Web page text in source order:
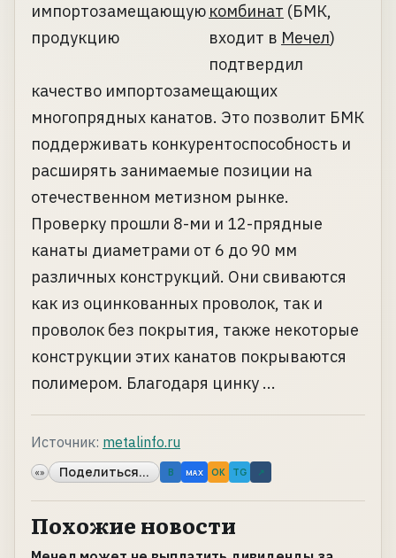
комбинат (БМК,
входит в Мечел)
подтвердил
качество импортозамещающих
многопрядных канатов. Это позволит БМК
поддерживать конкурентоспособность и
расширять занимаемые позиции на
отечественном метизном рынке.
Проверку прошли 8-ми и 12-прядные
канаты диаметрами от 6 до 90 мм
различных конструкций. Они свиваются
как из оцинкованных проволок, так и
проволок без покрытия, также некоторые
конструкции этих канатов покрываются
полимером. Благодаря цинку ...
Источник: metalinfo.ru
«» Поделиться... B MAX OK TG ↗
Похожие новости